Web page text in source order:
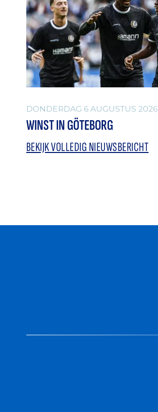
DONDERDAG 6 AUGUSTUS 2026
WINST IN GÖTEBORG
BEKIJK VOLLEDIG NIEUWSBERICHT